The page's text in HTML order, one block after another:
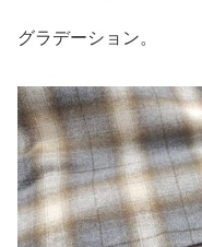
グラデーション。